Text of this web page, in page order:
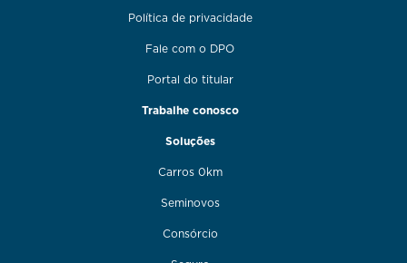
Política de privacidade
Fale com o DPO
Portal do titular
Trabalhe conosco
Soluções
Carros 0km
Seminovos
Consórcio